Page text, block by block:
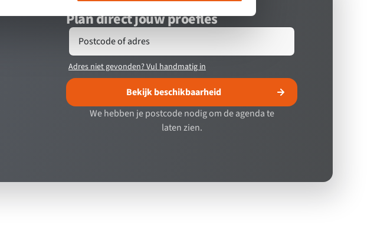
Plan direct jouw proefles
Postcode of adres
Adres niet gevonden? Vul handmatig in
Bekijk beschikbaarheid
We hebben je postcode nodig om de agenda te
laten zien.